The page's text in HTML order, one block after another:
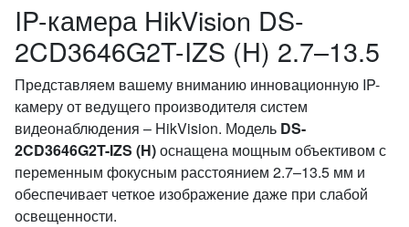
IP-камера HikVision DS-
2CD3646G2T-IZS (H) 2.7–13.5
Представляем вашему вниманию инновационную IP-
камеру от ведущего производителя систем
видеонаблюдения – HikVision. Модель DS-
2CD3646G2T-IZS (H)оснащена мощным объективом с
переменным фокусным расстоянием 2.7–13.5 мм и
обеспечивает четкое изображение даже при слабой
освещенности.